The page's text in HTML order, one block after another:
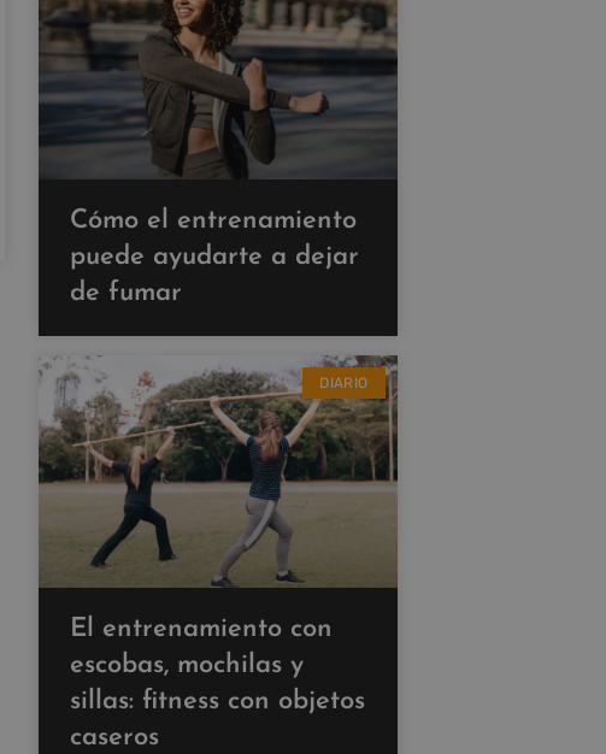
Cómo el entrenamiento
puede ayudarte a dejar
de fumar
DIARIO
El entrenamiento con
escobas, mochilas y
sillas: fitness con objetos
caseros